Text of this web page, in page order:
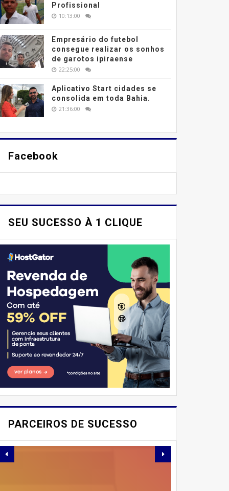
Profissional
10:13:00
Empresário do futebol
consegue realizar os sonhos
de garotos ipiraense
22:25:00
Aplicativo Start cidades se
consolida em toda Bahia.
21:36:00
Facebook
SEU SUCESSO À 1 CLIQUE
PARCEIROS DE SUCESSO
E AÍ, PESSOAL! VOCÊ JÁ